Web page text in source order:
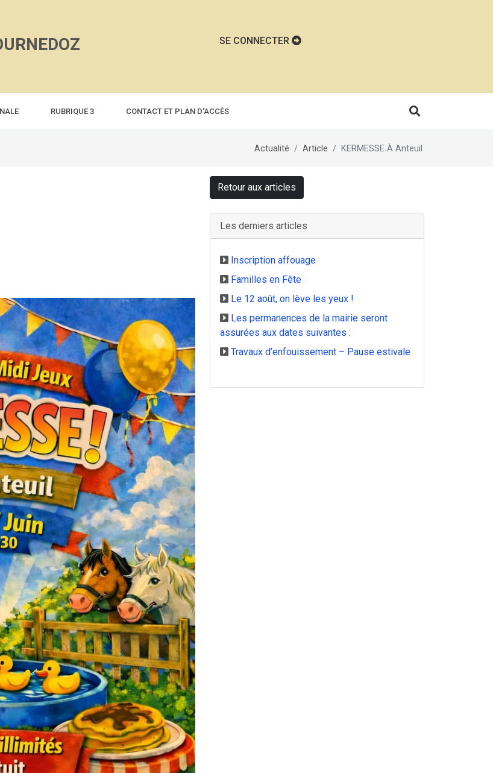
SE CONNECTER
RUBRIQUE 3 CONTACT ET PLAN D'ACCÈS
Actualité Article KERMESSE À Anteuil
Retour aux articles
Les derniers articles
Inscription affouage
Familles en Fête
Le 12 août, on lève les yeux !
Les permanences de la mairie seront
assurées aux dates suivantes :
Travaux d’enfouissement – Pause estivale